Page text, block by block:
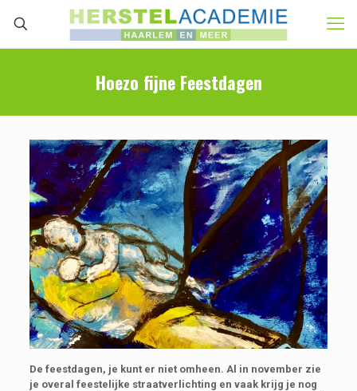
Hoezo fijne Feestdagen
De feestdagen, je kunt er niet omheen. Al in november zie
je overal feestelijke straatverlichting en vaak krijg je nog